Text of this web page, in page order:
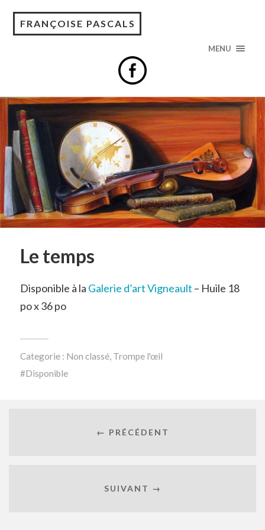
FRANÇOISE PASCALS
MENU
Le temps
Disponible à la Galerie d’art Vigneault – Huile 18
po x 36 po
Categorie : Non classé, Trompe l'œil
Disponible
← PRÉCÉDENT
SUIVANT →